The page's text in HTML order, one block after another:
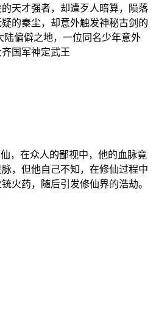
天才强者，却遭歹人暗算，陨落
的秦尘，却意外触发神秘古剑的
偏僻之地，一位同名少年意外
国军神定武王
，在众人的鄙视中，他的血脉竟
，但他自己不知，在修仙过程中
火药，随后引发修仙界的浩劫。